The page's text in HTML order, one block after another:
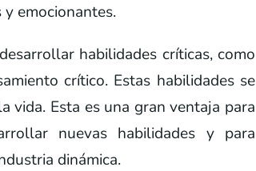
emocionantes.
habilidades críticas, como
crítico. Estas habilidades se
vida. Esta es una gran ventaja para
nuevas habilidades y para
dinámica.